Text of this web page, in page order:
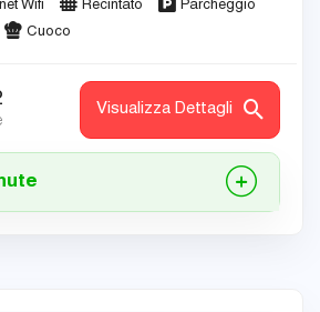
Wifi Recintato
Parcheggio
Cuoco
Visualizza Dettagli